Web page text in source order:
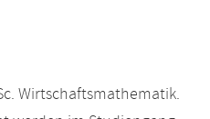
Wirtschaftsmathematik.